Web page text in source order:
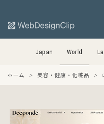
Japan World
ホーム 美容・健康・化粧品